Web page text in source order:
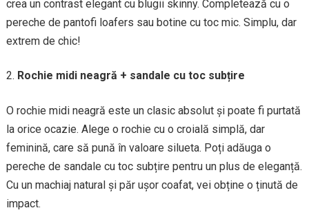
crea un contrast elegant cu blugii skinny. Completează cu o
pereche de pantofi loafers sau botine cu toc mic. Simplu, dar
extrem de chic!
Rochie midi neagră + sandale cu toc subțire
O rochie midi neagră este un clasic absolut și poate fi purtată
la orice ocazie. Alege o rochie cu o croială simplă, dar
feminină, care să pună în valoare silueta. Poți adăuga o
pereche de sandale cu toc subțire pentru un plus de eleganță.
Cu un machiaj natural și păr ușor coafat, vei obține o ținută de
impact.